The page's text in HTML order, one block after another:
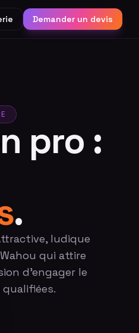
Demander un devis
pro :
.
ludique
qui attire
d'engager le